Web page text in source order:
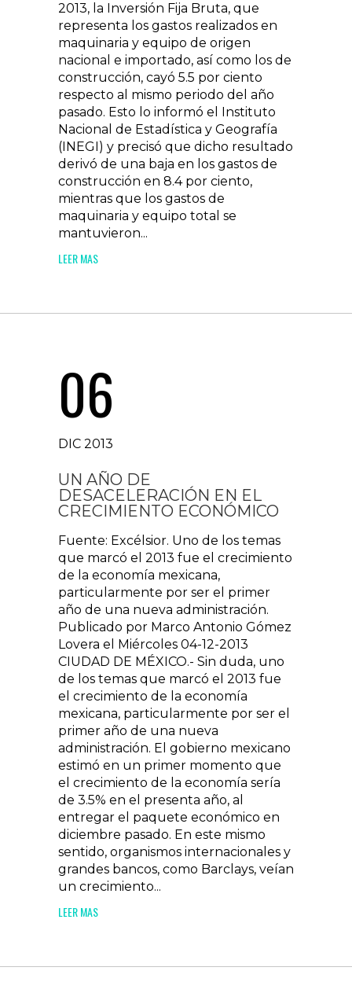
2013, la Inversión Fija Bruta, que
representa los gastos realizados en
maquinaria y equipo de origen
nacional e importado, así como los de
construcción, cayó 5.5 por ciento
respecto al mismo periodo del año
pasado. Esto lo informó el Instituto
Nacional de Estadística y Geografía
(INEGI) y precisó que dicho resultado
derivó de una baja en los gastos de
construcción en 8.4 por ciento,
mientras que los gastos de
maquinaria y equipo total se
mantuvieron...
LEER MAS
06
DIC 2013
UN AÑO DE
DESACELERACIÓN EN EL
CRECIMIENTO ECONÓMICO
Fuente: Excélsior. Uno de los temas
que marcó el 2013 fue el crecimiento
de la economía mexicana,
particularmente por ser el primer
año de una nueva administración.
Publicado por Marco Antonio Gómez
Lovera el Miércoles 04-12-2013
CIUDAD DE MÉXICO.- Sin duda, uno
de los temas que marcó el 2013 fue
el crecimiento de la economía
mexicana, particularmente por ser el
primer año de una nueva
administración. El gobierno mexicano
estimó en un primer momento que
el crecimiento de la economía sería
de 3.5% en el presenta año, al
entregar el paquete económico en
diciembre pasado. En este mismo
sentido, organismos internacionales y
grandes bancos, como Barclays, veían
un crecimiento...
LEER MAS